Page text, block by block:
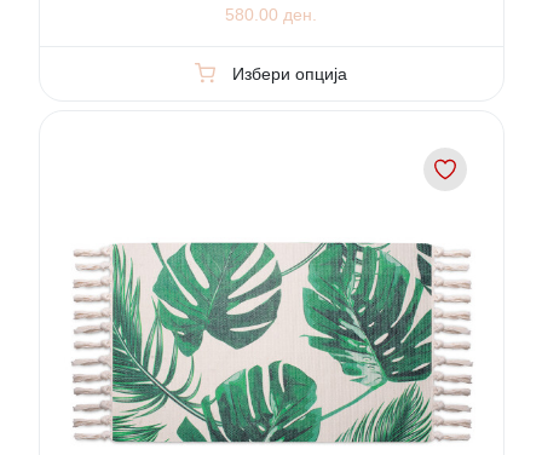
580.00 ден.
Избери опција